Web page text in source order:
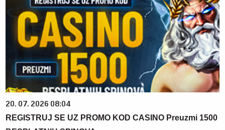
20. 07. 2026 08:04
REGISTRUJ SE UZ PROMO KOD CASINO Preuzmi 1500